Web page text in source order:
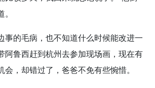
事的毛病，也不知道什么时候能改进一
阿鲁西赶到杭州去参加现场画，现在有
会，却错过了，爸爸不免有些惋惜。